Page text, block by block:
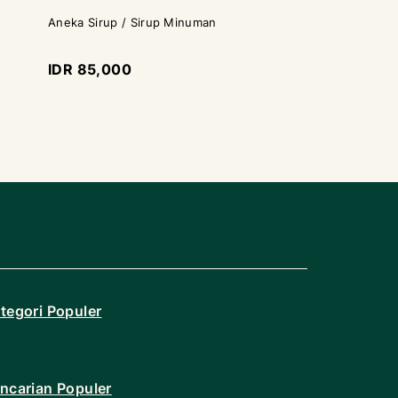
Aneka Sirup / Sirup Minuman
IDR 85,000
Populer
Populer